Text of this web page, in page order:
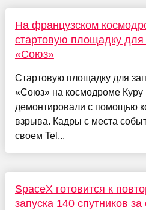
На французском
стартовую площадку для
«Союз»
Стартовую площадку для
«Союз» на космодроме Куру
демонтировали с помощью
взрыва. Кадры с места
своем Tel...
SpaceX готовится к
запуска 140 спутников